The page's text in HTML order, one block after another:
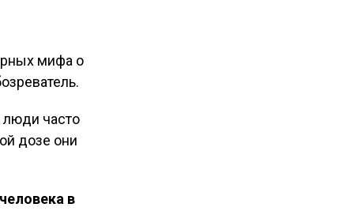
мифа о
люди часто
дозе они
в